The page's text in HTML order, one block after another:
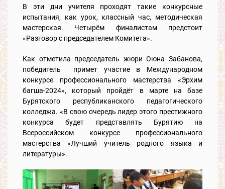
В эти дни учителя проходят такие конкурсные
испытания, как урок, классный час, методическая
мастерская. Четырём финалистам предстоит
«Разговор с председателем Комитета».
Как отметила председатель жюри Оюна Забанова,
победитель примет участие в Международном
конкурсе профессионального мастерства «Эрхим
багша-2024», который пройдёт в марте на базе
Бурятского республиканского педагогического
колледжа. «В свою очередь лидер этого престижного
конкурса будет представлять Бурятию на
Всероссийском конкурсе профессионального
мастерства «Лучший учитель родного языка и
литературы».